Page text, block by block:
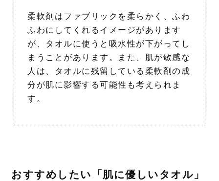
柔軟剤はファブリックを柔らかく、ふわ
ふわにしてくれるイメージがあります
が、タオルに使うと吸水性が下がってし
まうことがあります。また、肌が敏感な
人は、タオルに残留している柔軟剤の成
分が肌に影響する可能性も考えられま
す。
おすすめしたい「肌に優しいタオル」